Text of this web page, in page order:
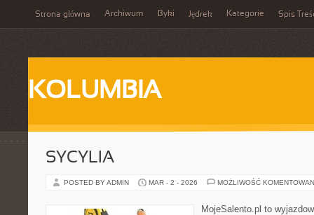
Strona główna Archiwum Byki Jędrek Kategorie Spis
KOLUMBIA
SYCYLIA
POSTED BY ADMIN MAR - 2 - 2026 MOŻLIWOŚĆ
MojeSalento.pl to